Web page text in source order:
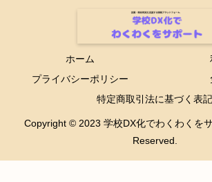
ホーム
プライバシーポリシー
特定商取引法に基づく表記
Copyright © 2023 学校DX化でわくわくを
Reserved.